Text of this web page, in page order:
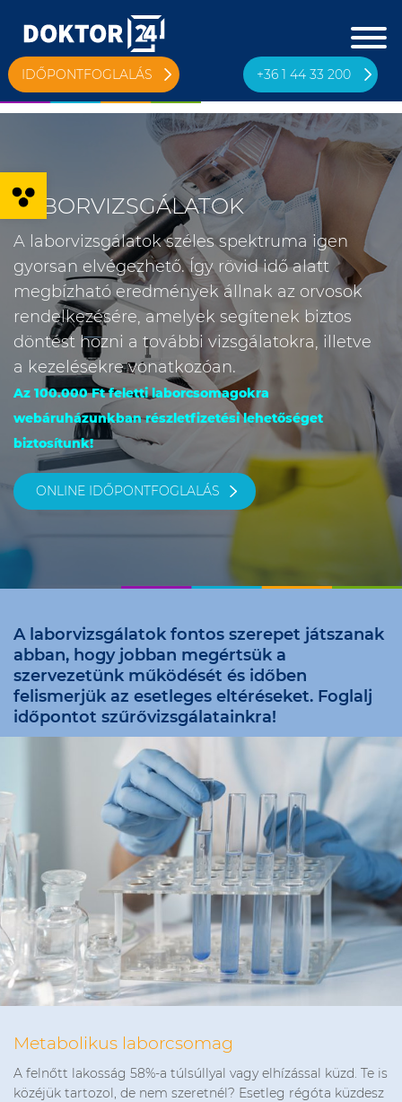
Eszköztár megnyitása
IDŐPONTFOGLALÁS +36 1 44 33 200
LABORVIZSGÁLATOK
A laborvizsgálatok széles spektruma igen
gyorsan elvégezhető. Így rövid idő alatt
megbízható eredmények állnak az orvosok
rendelkezésére, amelyek segítenek biztos
döntést hozni a további vizsgálatokra, illetve
a kezelésekre vonatkozóan.
Az 100.000 Ft feletti laborcsomagokra
webáruházunkban részletfizetési lehetőséget
biztosítunk!
ONLINE IDŐPONTFOGLALÁS
A laborvizsgálatok fontos szerepet játszanak
abban, hogy jobban megértsük a
szervezetünk működését és időben
felismerjük az esetleges eltéréseket. Foglalj
időpontot szűrővizsgálatainkra!
Metabolikus laborcsomag
A felnőtt lakosság 58%-a túlsúllyal vagy elhízással küzd. Te is
közéjük tartozol, de nem szeretnél? Esetleg régóta küzdesz